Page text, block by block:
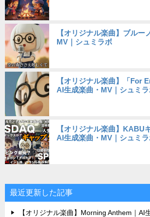
【オリジナル楽曲】ブルー
MV｜シュミラボ
【オリジナル楽曲】「For
AI生成楽曲・MV｜シュミ
【オリジナル楽曲】KABU
AI生成楽曲・MV｜シュミ
最近更新した記事
【オリジナル楽曲】Morning Anthem｜AI